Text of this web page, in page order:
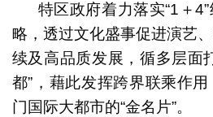
特区政府着力落实“1＋
略，透过文化盛事促进演艺
续及高品质发展，循多层面
都”，藉此发挥跨界联乘作
门国际大都市的“金名片”。